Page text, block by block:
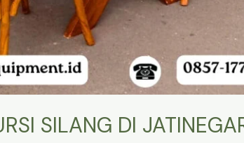
SILANG DI